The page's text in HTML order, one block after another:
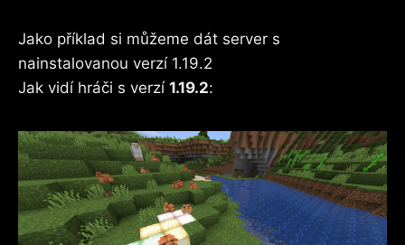
Jako příklad si můžeme dát server s
nainstalovanou verzí 1.19.2
Jak vidí hráči s verzí 1.19.2: